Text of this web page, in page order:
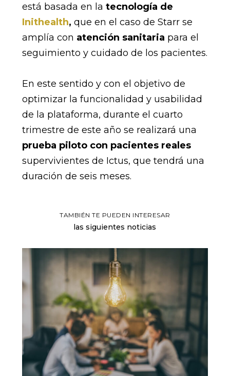
está basada en la tecnología de
Inithealth, que en el caso de Starr se
amplía con atención sanitaria para el
seguimiento y cuidado de los pacientes.
En este sentido y con el objetivo de
optimizar la funcionalidad y usabilidad
de la plataforma, durante el cuarto
trimestre de este año se realizará una
prueba piloto con pacientes reales
supervivientes de Ictus, que tendrá una
duración de seis meses.
TAMBIÉN TE PUEDEN INTERESAR
las siguientes noticias